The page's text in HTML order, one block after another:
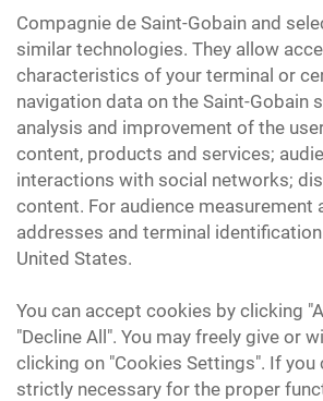
Compagnie de Saint-Gobain and
similar technologies. They allow
characteristics of your terminal or
navigation data on the Saint-
analysis and improvement of the
content, products and services;
interactions with social networks;
content. For audience measurement
addresses and terminal
United States.
You can accept cookies by clicking
"Decline All". You may freely give or
clicking on "Cookies Settings". If
strictly necessary for the proper